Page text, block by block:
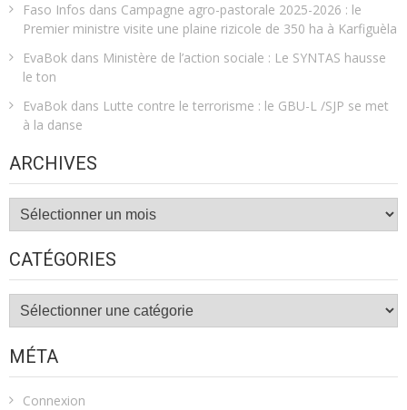
Faso Infos dans Campagne agro-pastorale 2025-2026 : le
Premier ministre visite une plaine rizicole de 350 ha à Karfiguèla
EvaBok dans Ministère de l’action sociale : Le SYNTAS hausse
le ton
EvaBok dans Lutte contre le terrorisme : le GBU-L /SJP se met
à la danse
ARCHIVES
Archives
CATÉGORIES
Catégories
MÉTA
Connexion